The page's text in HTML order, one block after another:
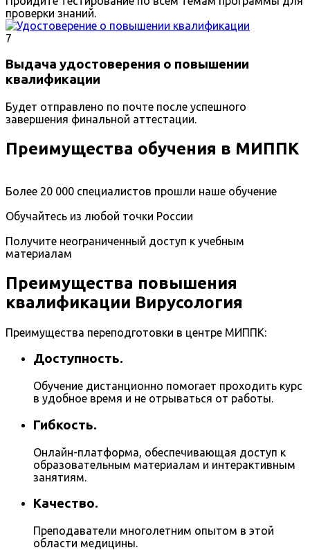
проверки знаний.
7
Выдача удостоверения о повышении
квалификации
Будет отправлено по почте после успешного
завершения финальной аттестации.
Преимущества обучения в МИППК
Более 20 000 специалистов прошли наше обучение
Обучайтесь из любой точки России
Получите неограниченный доступ к учебным
материалам
Преимущества повышения
квалификации Вирусология
Преимущества переподготовки в центре МИППК:
Доступность.
Обучение дистанционно помогает проходить курс
в удобное время и не отрываться от работы.
Гибкость.
Онлайн-платформа, обеспечивающая доступ к
образовательным материалам и интерактивным
занятиям.
Качество.
Преподаватели многолетним опытом в этой
области медицины.